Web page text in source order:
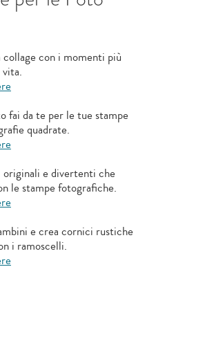
collage con i momenti più
fai da te per le tue stampe
quadrate.
originali e divertenti che
le stampe fotografiche.
e crea cornici rustiche
i ramoscelli.